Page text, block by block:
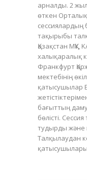
арналды. 2
өткен
сессиялардың
тақырыбы
Қазақстан МҚҰ,
халықаралық
Франкфурт
мектебінің
қатысушылар
бағыттың
бөлісті.
тудырды және
Талқылаудан